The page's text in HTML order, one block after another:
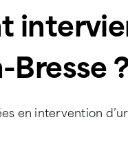
en intervention